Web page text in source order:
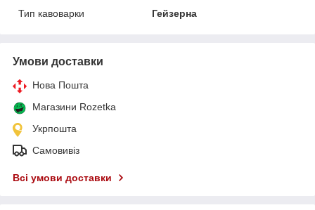
Тип кавоварки
Гейзерна
Умови доставки
Нова Пошта
Магазини Rozetka
Укрпошта
Самовивіз
Всі умови доставки